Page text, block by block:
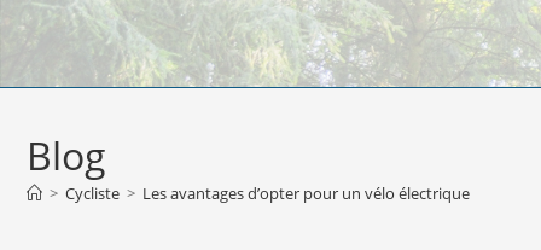
Blog
> Cycliste > Les avantages d’opter pour un vélo électrique